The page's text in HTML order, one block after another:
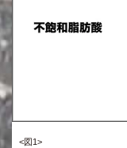
<図1>